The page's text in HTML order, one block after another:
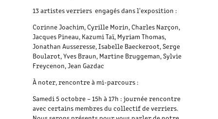
13 artistes verriers engagés dans l'exposition :
Corinne Joachim, Cyrille Morin, Charles Narçon,
Jacques Pineau, Kazumi Taï, Myriam Thomas,
Jonathan Ausseresse, Isabelle Baeckeroot, Serge
Boularot, Yves Braun, Martine Bruggeman, Sylvie
Freycenon, Jean Gazdac
À noter, rencontre à mi-parcours :
Samedi 5 octobre – 15h à 17h : journée rencontre
avec certains membres du collectif de verriers.